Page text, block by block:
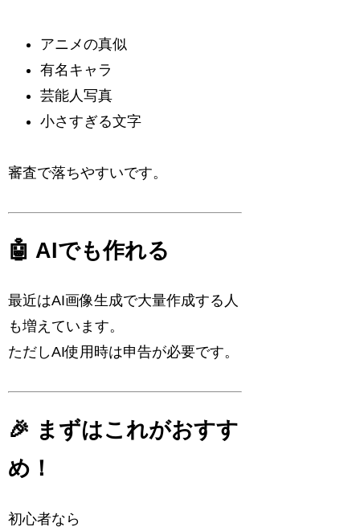
アニメの真似
有名キャラ
芸能人写真
小さすぎる文字
審査で落ちやすいです。
🤖 AIでも作れる
最近はAI画像生成で大量作成する人
も増えています。
ただしAI使用時は申告が必要です。
🎉 まずはこれがおすす
め！
初心者なら